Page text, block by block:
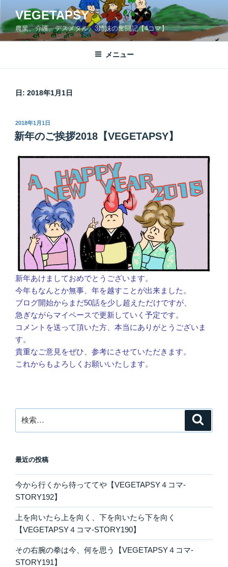
テ
ン
へ
VEGETAPSY
農業、介護、デスメタル。3姉妹の奮闘記【4コマ】
メニュー
日: 2018年1月1日
投
稿
日:
2018年1月1日
新年のご挨拶2018【VEGETAPSY】
新年あけましておめでとうございます。
今年もなんとか無事、年を越すことが出来ました。
ブログ開始からまだ50話を少し超えただけですが、
急ぎながらマイペースで更新していく予定です。
コメントを送って頂いた方、本当にありがとうございま
す。
貴重なご意見をぜひ、参考にさせていただきます。
これからもよろしくお願いいたします。
索:
最近の投稿
今から行くから待っててや【VEGETAPSY４コマ-
STORY192】
上を向いたら上を向く、下を向いたら下を向く
【VEGETAPSY４コマ-STORY190】
その右腕の拳は今、何を思う【VEGETAPSY４コマ-
STORY191】